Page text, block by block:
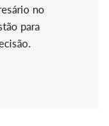
no
para